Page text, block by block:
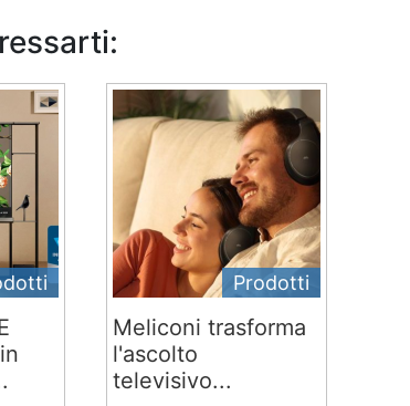
Prodotti
Meliconi trasforma
l'ascolto
televisivo...